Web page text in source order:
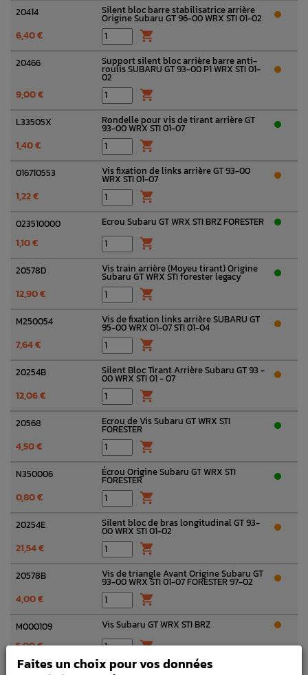
20414 Silent bloc barre stabilisatrice arrière
Origine Subaru GT 96-00 WRX STI 01-02
6,40 € 
20466 Support silent bloc arrière barre anti-
roulis SUBARU GT 93-00 P1 WRX STI 01-
02
9,00 € 
L33505X Rondelle pour vis de tirant arrière GT
93-00 WRX STI 01-07
1,40 € 
016710553 Vis fixation de links arrière GT 93-00
WRX STI 01-07
1,22 € 
023510000 Ecrou Subaru GT WRX STI BRZ FORESTER
1,10 € 
20578D Vis train arrière (Moyeu tirant) Origine
Subaru GT WRX STI forester legacy
12,90 € 
M250054 Vis de fixation links arrière SUBARU GT
95-00 WRX 01-07 STI 01-04
7,64 € 
20254B Silent Bloc Tirant Arrière Subaru GT 93 -
00 WRX STI 01 - 07
12,06 € 
20568 Ecrou de Vis Subaru GT WRX STI
FORESTER
4,50 € 
N350006 Écrou Origine Subaru GT WRX STI
FORESTER
0,80 € 
20254E Silent bloc de bras longitudinal GT 93-
00 WRX STI 01-02
21,54 € 
20578B Vis de triangle Avant Origine Subaru GT
93-00 WRX STI 01-07 FORESTER 97-02
4,00 € 
M000109 Vis Subaru GT WRX STI BRZ
5,00 € 
Rondelle à came pour tirant arrière
Faites un choix pour vos données